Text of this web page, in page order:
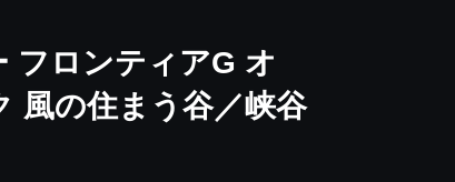
フロンティアG オ
風の住まう谷／峡谷